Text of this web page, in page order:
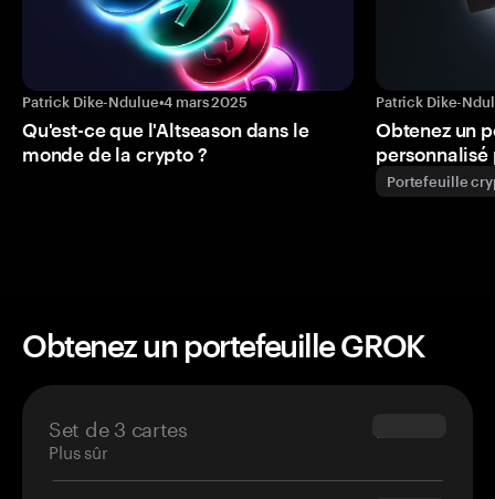
Patrick Dike-Ndulue•4 mars 2025
Qu'est-ce que l'Altseason dans le
monde de la crypto ?
Patrick Dike-
Obtenez un
personnalisé
Portefeuille
Obtenez un portefeuille GROK
Set de 3 cartes
Plus sûr
$69.90